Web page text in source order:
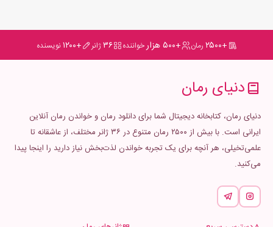
+۲۵۰۰ رمان +۵۰۰ هزار خواننده ۳۶ژانر +۱۲۰۰ نویسنده
دنیای رمان
دنیای رمان، کتابخانه دیجیتال شما برای دانلود رمان و خواندن رمان آنلاین
ایرانی است. با بیش از ۲۵۰۰ رمان متنوع در ۳۶ ژانر مختلف، از عاشقانه تا
علمی‌تخیلی، هر آنچه برای یک تجربه خواندن لذت‌بخش نیاز دارید را اینجا پیدا
می‌کنید.